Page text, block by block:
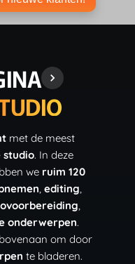
met de meest
studio. In deze
we ruim 120
, editing,
,
onderwerpen.
bovenaan om door
te bladeren.